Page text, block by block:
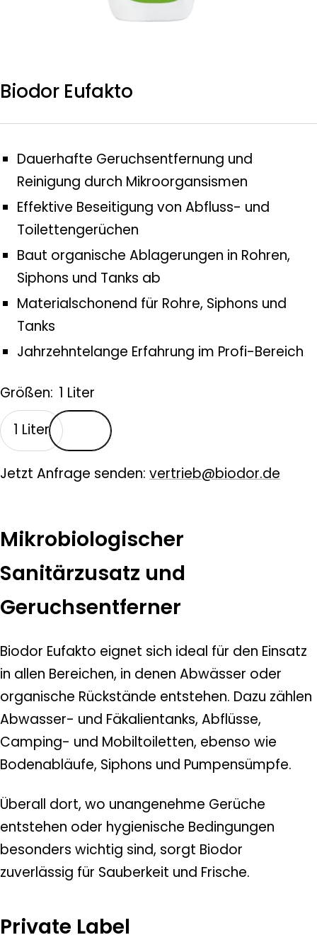
Biodor Eufakto
Dauerhafte Geruchsentfernung und
Reinigung durch Mikroorgansismen
Effektive Beseitigung von Abfluss- und
Toilettengerüchen
Baut organische Ablagerungen in Rohren,
Siphons und Tanks ab
Materialschonend für Rohre, Siphons und
Tanks
Jahrzehntelange Erfahrung im Profi-Bereich
Größen: 1 Liter
1 Liter
Jetzt Anfrage senden: vertrieb@biodor.de
Mikrobiologischer
Sanitärzusatz und
Geruchsentferner
Biodor Eufakto eignet sich ideal für den Einsatz
in allen Bereichen, in denen Abwässer oder
organische Rückstände entstehen. Dazu zählen
Abwasser- und Fäkalientanks, Abflüsse,
Camping- und Mobiltoiletten, ebenso wie
Bodenabläufe, Siphons und Pumpensümpfe.
Überall dort, wo unangenehme Gerüche
entstehen oder hygienische Bedingungen
besonders wichtig sind, sorgt Biodor
zuverlässig für Sauberkeit und Frische.
Private Label